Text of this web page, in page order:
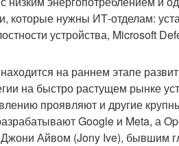
которые нужны ИТ-отделам:
устройства, Microsoft
на раннем этапе
на быстро растущем рынке
проявляют и другие
Google и Meta, а
Джони Айвом (Jony Ive), бывшим